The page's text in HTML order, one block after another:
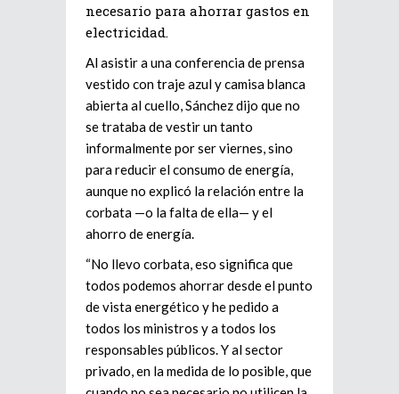
necesario para ahorrar gastos en
electricidad.
Al asistir a una conferencia de prensa
vestido con traje azul y camisa blanca
abierta al cuello, Sánchez dijo que no
se trataba de vestir un tanto
informalmente por ser viernes, sino
para reducir el consumo de energía,
aunque no explicó la relación entre la
corbata —o la falta de ella— y el
ahorro de energía.
“No llevo corbata, eso significa que
todos podemos ahorrar desde el punto
de vista energético y he pedido a
todos los ministros y a todos los
responsables públicos. Y al sector
privado, en la medida de lo posible, que